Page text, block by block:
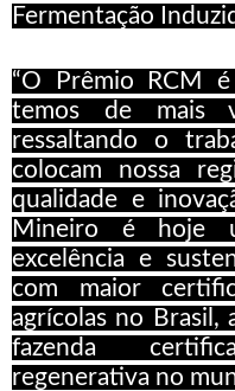
Fermentação
“O Prêmio RCM
temos de mais
ressaltando o
colocam nossa
qualidade e
Mineiro é hoje
excelência e
com maior
agrícolas no Brasil,
fazenda
regenerativa no